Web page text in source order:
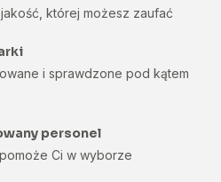
której możesz zaufać
i sprawdzone pod kątem
personel
Ci w wyborze